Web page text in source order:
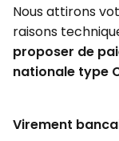
Nous attirons
raisons
proposer de
nationale type
Virement